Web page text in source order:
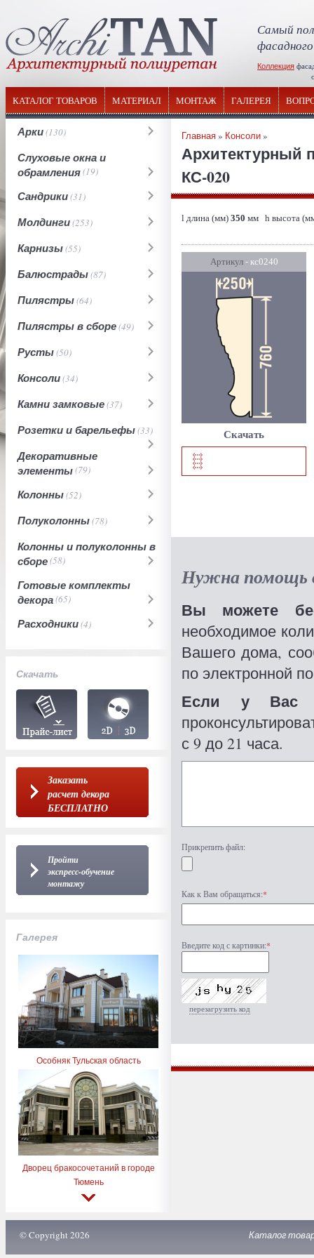
Самый
Коллекция
КАТАЛОГ ТОВАРОВ МАТЕРИАЛ МОНТАЖ ГАЛЕРЕЯ
Арки(130)
Слуховые окна и
обрамления(19)
Сандрики(31)
Молдинги(253)
Карнизы(55)
Балюстрады(87)
Пилястры(64)
Пилястры в сборе(49)
Русты(50)
Консоли(34)
Камни замковые(37)
Розетки и барельефы(33)
Декоративные
элементы(79)
Колонны(52)
Полуколонны(78)
Колонны и полуколонны в
сборе(58)
Готовые комплекты
декора(65)
Расходники(4)
Скачать
Заказать
расчет декора
БЕСПЛАТНО
Пройти
экспресс-обучение
монтажу
Галерея
Особняк Тульская область
Дворец бракосочетаний в городе
Тюмень
Главная» Консоли»
Архитектурный
КС-020
l длина (мм) 350 мм h высота
Артикул- кс0240
Скачать
Нужна помощь
Вы можете
необходимое
Вашего дома,
по электронной
Если у Вас
с 9 до 21 часа.
Прикрепить файл:
Как к Вам обращаться:*
Введите код с картинки:*
перезагрузить код
© Copyright 2026 Каталог